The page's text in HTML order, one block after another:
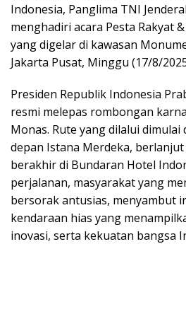
Indonesia, Panglima TNI
menghadiri acara Pesta Rakyat
yang digelar di kawasan
Jakarta Pusat, Minggu (17/8/
Presiden Republik Indonesia
resmi melepas rombongan
Monas. Rute yang dilalui dimulai
depan Istana Merdeka,
berakhir di Bundaran Hotel
perjalanan, masyarakat yang
bersorak antusias, menyambut
kendaraan hias yang
inovasi, serta kekuatan bangsa